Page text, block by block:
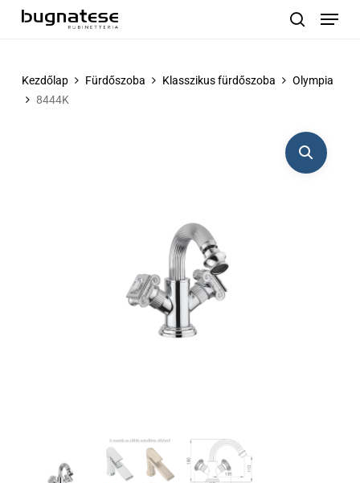
Menu
Kezdőlap Fürdőszoba Klasszikus fürdőszoba
Olympia
8444K